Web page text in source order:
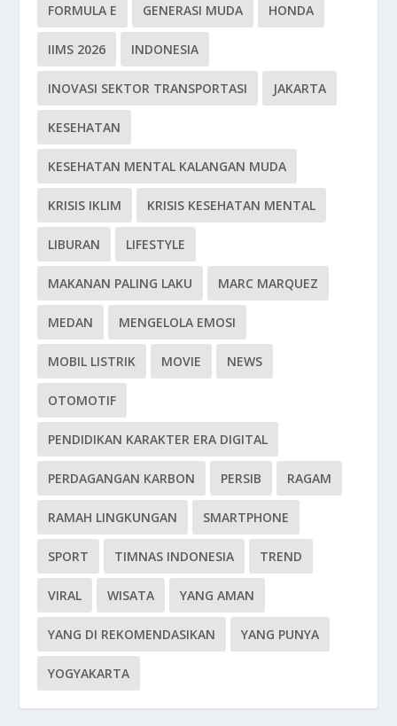
FORMULA E GENERASI MUDA HONDA
IIMS 2026 INDONESIA
INOVASI SEKTOR TRANSPORTASI JAKARTA
KESEHATAN
KESEHATAN MENTAL KALANGAN MUDA
KRISIS IKLIM KRISIS KESEHATAN MENTAL
LIBURAN LIFESTYLE
MAKANAN PALING LAKU MARC MARQUEZ
MEDAN MENGELOLA EMOSI
MOBIL LISTRIK MOVIE NEWS
OTOMOTIF
PENDIDIKAN KARAKTER ERA DIGITAL
PERDAGANGAN KARBON PERSIB RAGAM
RAMAH LINGKUNGAN SMARTPHONE
SPORT TIMNAS INDONESIA TREND
VIRAL WISATA YANG AMAN
YANG DI REKOMENDASIKAN YANG PUNYA
YOGYAKARTA